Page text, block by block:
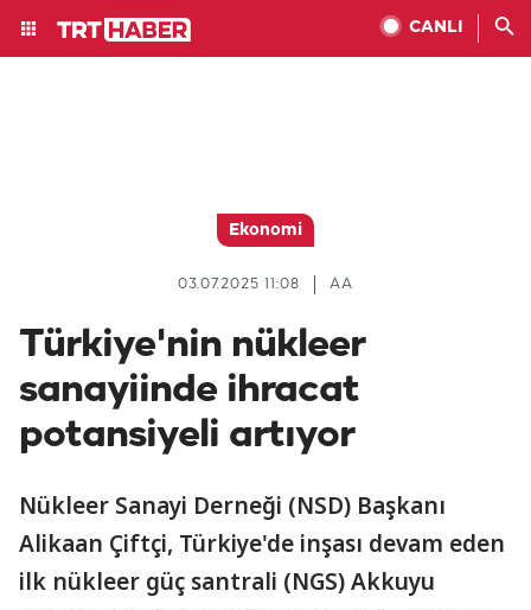
CANLI
Ekonomi
AA
03.07.2025 11:08
Türkiye'nin nükleer
sanayiinde ihracat
potansiyeli artıyor
Nükleer Sanayi Derneği (NSD) Başkanı
Alikaan Çiftçi, Türkiye'de inşası devam eden
ilk nükleer güç santrali (NGS) Akkuyu